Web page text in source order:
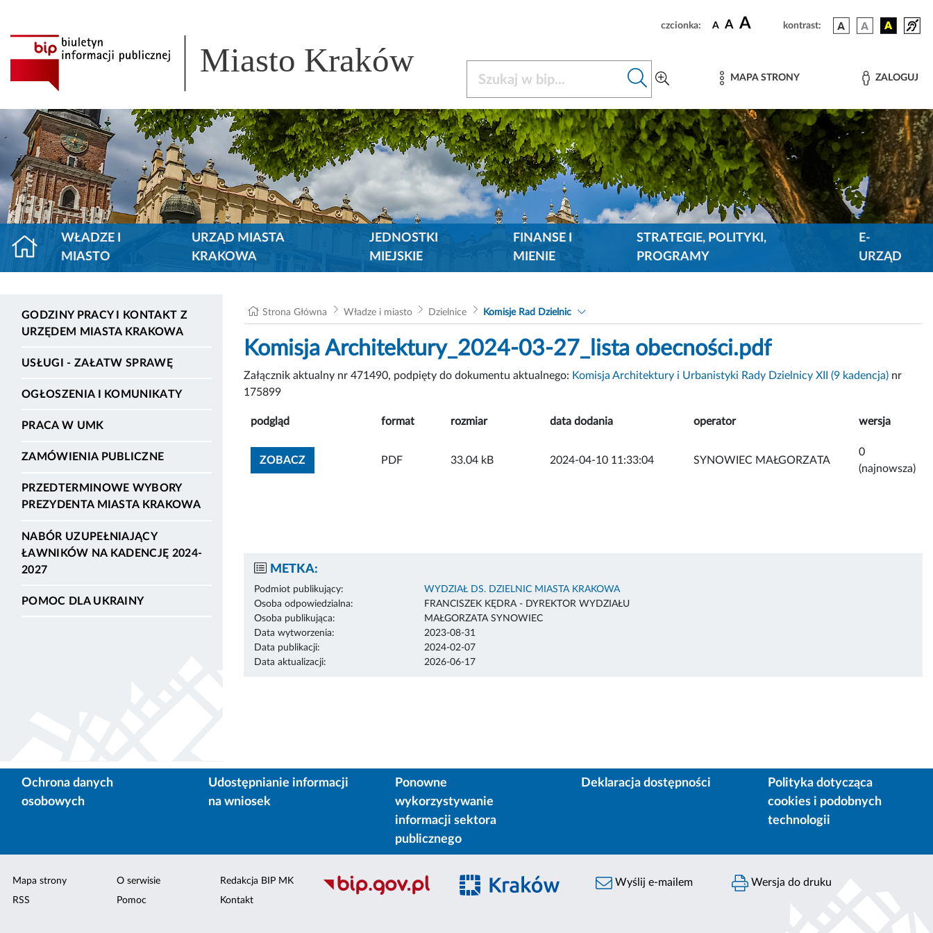
czcionka: A A A kontrast:
Miasto Kraków MAPA STRONY ZALOGUJ
WŁADZE I
MIASTO
URZĄD MIASTA
KRAKOWA
JEDNOSTKI
MIEJSKIE
FINANSE I
MIENIE
STRATEGIE, POLITYKI,
PROGRAMY
E-
URZĄD
GODZINY PRACY I KONTAKT Z
URZĘDEM MIASTA KRAKOWA
USŁUGI - ZAŁATW SPRAWĘ
OGŁOSZENIA I KOMUNIKATY
PRACA W UMK
ZAMÓWIENIA PUBLICZNE
PRZEDTERMINOWE WYBORY
PREZYDENTA MIASTA KRAKOWA
NABÓR UZUPEŁNIAJĄCY
ŁAWNIKÓW NA KADENCJĘ 2024-
2027
POMOC DLA UKRAINY
Strona Główna Władze i miasto Dzielnice Komisje Rad Dzielnic
Komisja Architektury_2024-03-27_lista obecności.pdf
Załącznik aktualny nr 471490, podpięty do dokumentu aktualnego: Komisja Architektury i Urbanistyki Rady Dzielnicy XII (9 kadencja) nr
175899
podgląd format rozmiar data dodania operator wersja
ZOBACZZOBACZ ZAŁĄCZNIK
PDF 33.04 kB 2024-04-10 11:33:04 SYNOWIEC MAŁGORZATA
0
(najnowsza)
METKA:
Podmiot publikujący:
WYDZIAŁ DS. DZIELNIC MIASTA KRAKOWA
Osoba odpowiedzialna:
FRANCISZEK KĘDRA - DYREKTOR WYDZIAŁU
Osoba publikująca:
MAŁGORZATA SYNOWIEC
Data wytworzenia:
2023-08-31
Data publikacji:
2024-02-07
Data aktualizacji:
2026-06-17
Ochrona danych
osobowych
Udostępnianie informacji
na wniosek
Ponowne
wykorzystywanie
informacji sektora
publicznego
Deklaracja dostępności
Polityka dotycząca
cookies i podobnych
technologii
Mapa strony
RSS
O serwisie
Pomoc
Redakcja BIP MK
Kontakt
Wyślij e-mailem Wersja do druku